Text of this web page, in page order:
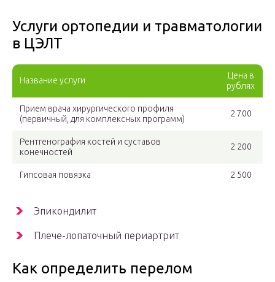
Услуги ортопедии и травматологии
в ЦЭЛТ
Название услуги
Цена в
рублях
Прием врача хирургического профиля
(первичный, для комплексных программ)
2 700
Рентгенография костей и суставов
конечностей
2 200
Гипсовая повязка 2 500
Эпикондилит
Плече-лопаточный периартрит
Как определить перелом